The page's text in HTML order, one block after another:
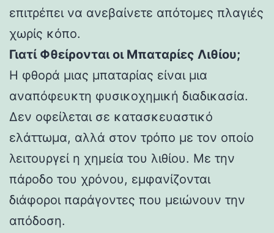
επιτρέπει να ανεβαίνετε απότομες πλαγιές
χωρίς κόπο.
Γιατί Φθείρονται οι Μπαταρίες Λιθίου;
Η φθορά μιας μπαταρίας είναι μια
αναπόφευκτη φυσικοχημική διαδικασία.
Δεν οφείλεται σε κατασκευαστικό
ελάττωμα, αλλά στον τρόπο με τον οποίο
λειτουργεί η χημεία του λιθίου. Με την
πάροδο του χρόνου, εμφανίζονται
διάφοροι παράγοντες που μειώνουν την
απόδοση.